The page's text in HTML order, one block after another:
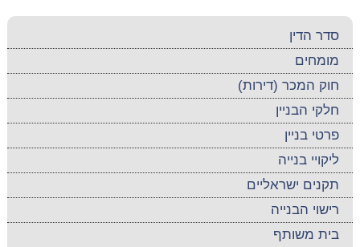
סדר הדין
מומחים
חוק המכר (דירות)
חלקי הבניין
פרטי בניין
ליקויי בנייה
תקנים ישראליים
רישוי הבנייה
בית משותף